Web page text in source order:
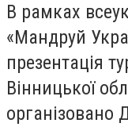
В рамках
«Мандруй
презентація
Вінницької
організовано